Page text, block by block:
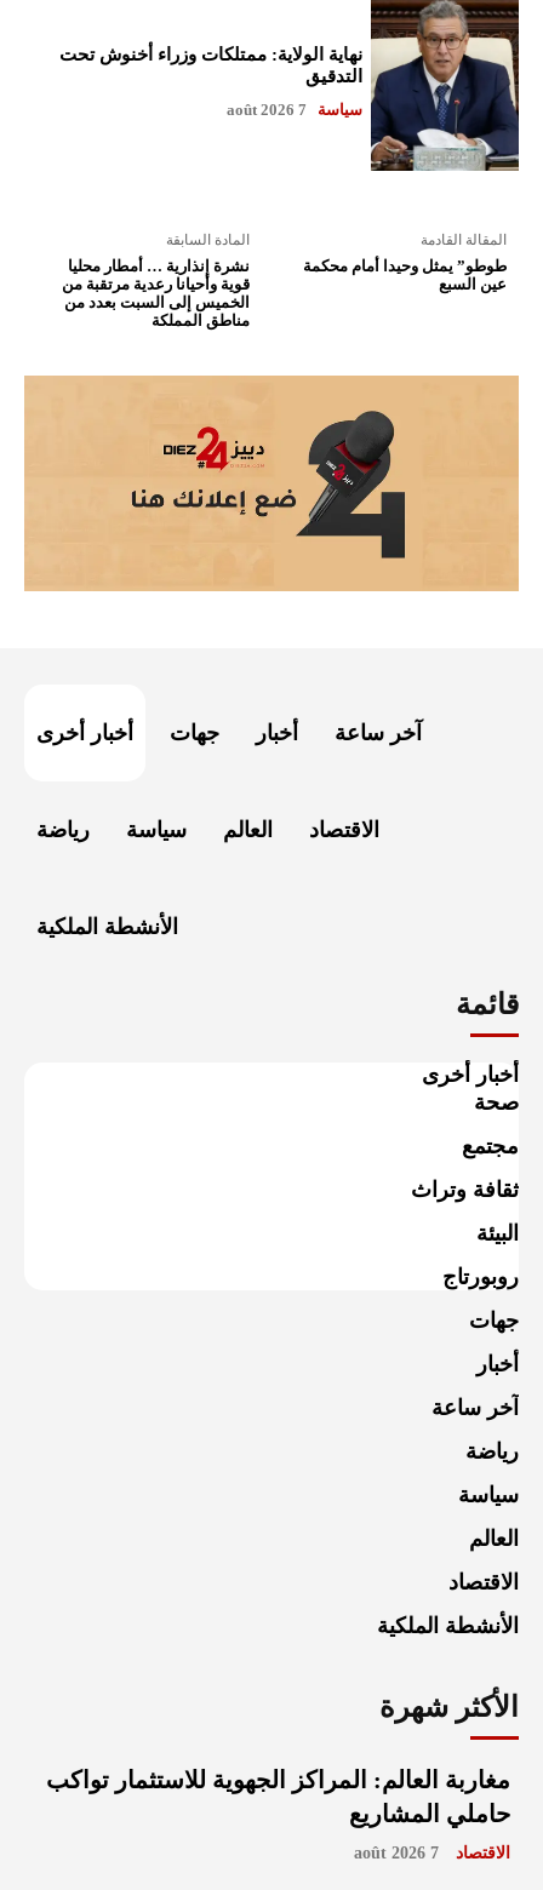
نهاية الولاية: ممتلكات وزراء أخنوش تحت
التدقيق
سياسة 7 août 2026
المادة السابقة
نشرة إنذارية … أمطار محليا
قوية وأحيانا رعدية مرتقبة من
الخميس إلى السبت بعدد من
مناطق المملكة
المقالة القادمة
طوطو” يمثل وحيدا أمام محكمة
عين السبع
أخبار أخرى جهات أخبار آخر ساعة
رياضة سياسة العالم الاقتصاد
الأنشطة الملكية
قائمة
أخبار أخرى
صحة
مجتمع
ثقافة وتراث
البيئة
روبورتاج
جهات
أخبار
آخر ساعة
رياضة
سياسة
العالم
الاقتصاد
الأنشطة الملكية
الأكثر شهرة
مغاربة العالم: المراكز الجهوية للاستثمار تواكب
حاملي المشاريع
الاقتصاد 7 août 2026